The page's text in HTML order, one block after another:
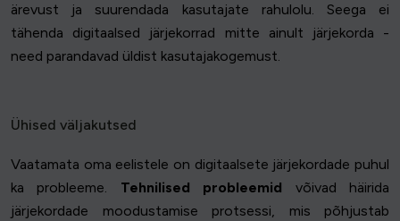
ärevust ja suurendada kasutajate rahulolu. Seega ei
tähenda digitaalsed järjekorrad mitte ainult järjekorda -
need parandavad üldist kasutajakogemust.
Ühised väljakutsed
Vaatamata oma eelistele on digitaalsete järjekordade puhul
ka probleeme. Tehnilised probleemid võivad häirida
järjekordade moodustamise protsessi, mis põhjustab